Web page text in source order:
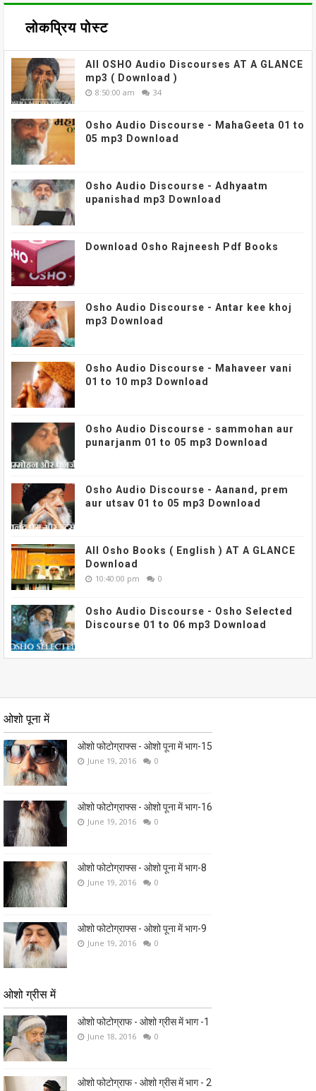
लोकप्रिय पोस्ट
All OSHO Audio Discourses AT A GLANCE
mp3 ( Download )
8:50:00 am 34
Osho Audio Discourse - MahaGeeta 01 to
05 mp3 Download
Osho Audio Discourse - Adhyaatm
upanishad mp3 Download
Download Osho Rajneesh Pdf Books
Osho Audio Discourse - Antar kee khoj
mp3 Download
Osho Audio Discourse - Mahaveer vani
01 to 10 mp3 Download
Osho Audio Discourse - sammohan aur
punarjanm 01 to 05 mp3 Download
Osho Audio Discourse - Aanand, prem
aur utsav 01 to 05 mp3 Download
All Osho Books ( English ) AT A GLANCE
Download
10:40:00 pm 0
Osho Audio Discourse - Osho Selected
Discourse 01 to 06 mp3 Download
ओशो पूना में
ओशो फोटोग्राफ्स - ओशो पूना में भाग-15
June 19, 2016 0
ओशो फोटोग्राफ्स - ओशो पूना में भाग-16
June 19, 2016 0
ओशो फोटोग्राफ्स - ओशो पूना में भाग-8
June 19, 2016 0
ओशो फोटोग्राफ्स - ओशो पूना में भाग-9
June 19, 2016 0
ओशो ग्रीस में
ओशो फोटोग्राफ - ओशो ग्रीस में भाग -1
June 18, 2016 0
ओशो फोटोग्राफ - ओशो ग्रीस में भाग - 2